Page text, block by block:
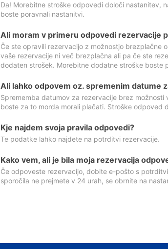
Da! Morebitne stroške odpovedi določi nastanitev,
boste poravnali nastanitvi.
Ali moram v primeru odpovedi rezervacije
Če ste opravili rezervacijo z možnostjo brezplačne
vaše rezervacije ni več brezplačna ali pa če ste
dodaten strošek. Morebitne dodatne stroške boste
Ali lahko odpovem oz. spremenim datume
Sprememba datumov za rezervacije brez
boste za to morda morali plačati. Stroške odpoved
Kje najdem svoja pravila odpovedi?
Te podatke lahko najdete na potrditvi rezervacije.
Kako vem, ali je bila moja rezervacija
Če odpoveste rezervacijo, dobite e-pošto s
sporočila ne prejmete v 24 urah, se obrnite na